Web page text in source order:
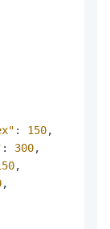
: 150,
: 300,
,
,